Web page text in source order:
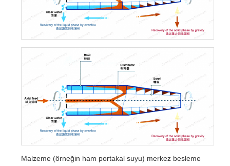
Malzeme (örneğin ham portakal suyu) merkez besleme